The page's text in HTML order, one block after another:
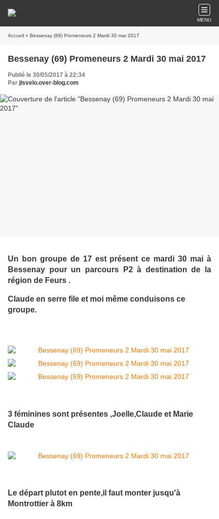
MENU
Accueil » Bessenay (69) Promeneurs 2 Mardi 30 mai 2017
Bessenay (69) Promeneurs 2 Mardi 30 mai 2017
Publié le 30/05/2017 à 22:34
Par jlsvelo.over-blog.com
Un bon groupe de 17 est présent ce mardi 30 mai à
Bessenay pour un parcours P2 à destination de la
région de Feurs .
Claude en serre file et moi même conduisons ce
groupe.
3 féminines sont présentes ,Joelle,Claude et Marie
Claude
Le départ plutot en pente,il faut monter jusqu'à
Montrottier à 8km